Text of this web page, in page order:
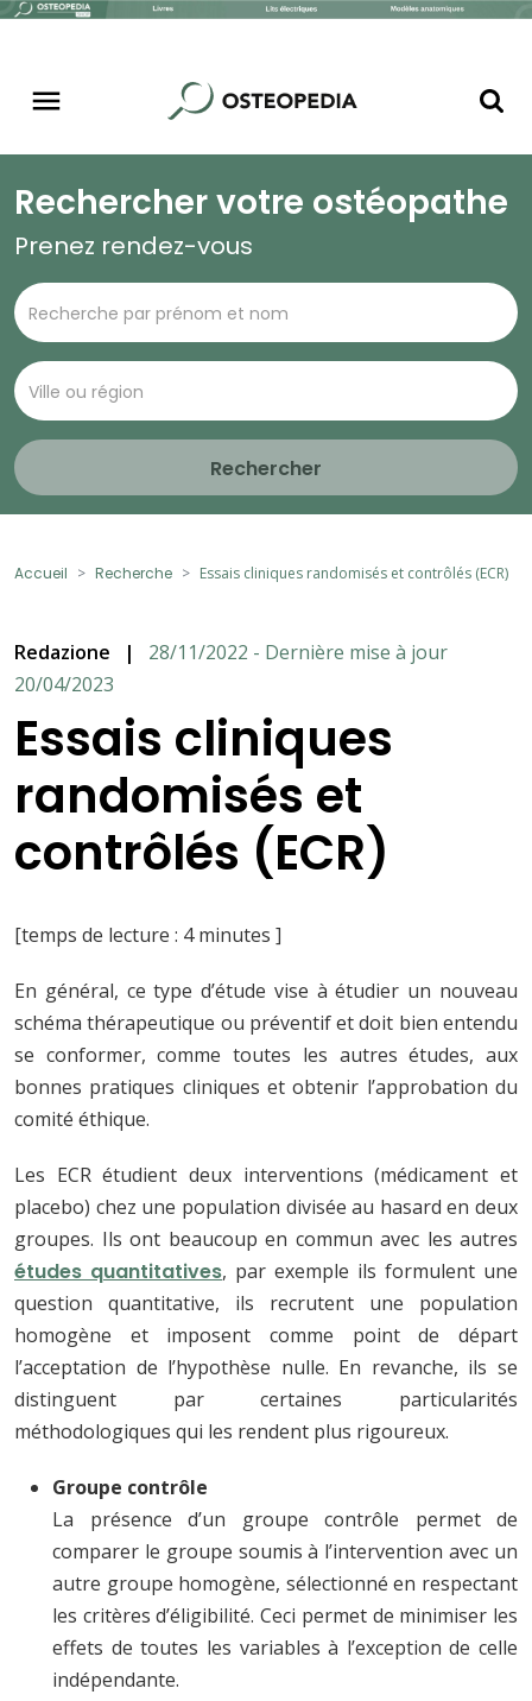
Rechercher votre ostéopathe
Prenez rendez-vous
Rechercher
Accueil Recherche Essais cliniques randomisés et contrôlés (ECR)
Redazione |
28/11/2022 - Dernière mise à jour
20/04/2023
Essais cliniques
randomisés et
contrôlés (ECR)
[temps de lecture : 4 minutes ]
En général, ce type d’étude vise à étudier un nouveau
schéma thérapeutique ou préventif et doit bien entendu
se conformer, comme toutes les autres études, aux
bonnes pratiques cliniques et obtenir l’approbation du
comité éthique.
Les ECR étudient deux interventions (médicament et
placebo) chez une population divisée au hasard en deux
groupes. Ils ont beaucoup en commun avec les autres
études quantitatives, par exemple ils formulent une
question quantitative, ils recrutent une population
homogène et imposent comme point de départ
l’acceptation de l’hypothèse nulle. En revanche, ils se
distinguent par certaines particularités
méthodologiques qui les rendent plus rigoureux.
Groupe contrôle
La présence d’un groupe contrôle permet de
comparer le groupe soumis à l’intervention avec un
autre groupe homogène, sélectionné en respectant
les critères d’éligibilité. Ceci permet de minimiser les
effets de toutes les variables à l’exception de celle
indépendante.